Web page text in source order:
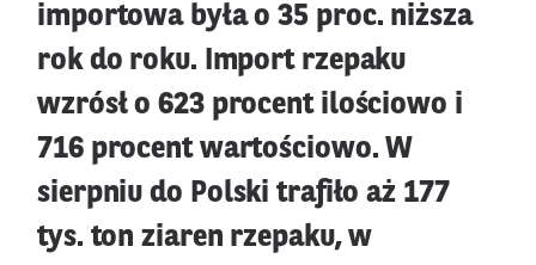
importowa była o 35 proc. niższa
rok do roku. Import rzepaku
wzrósł o 623 procent ilościowo i
716 procent wartościowo. W
sierpniu do Polski trafiło aż 177
tys. ton ziaren rzepaku, w